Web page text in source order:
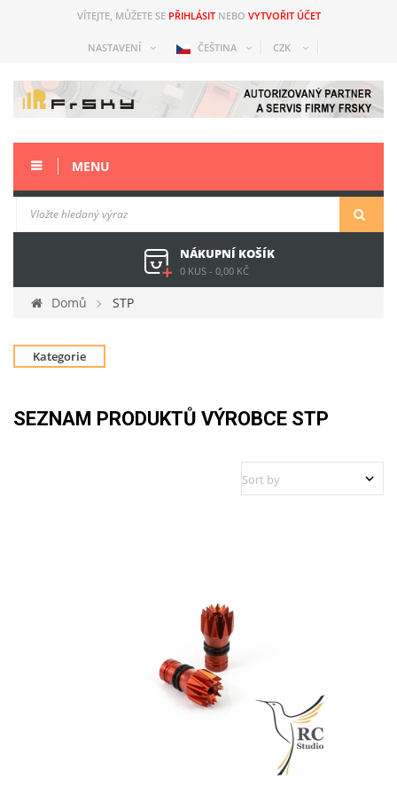
VÍTEJTE, MŮŽETE SE PŘIHLÁSIT NEBO VYTVOŘIT ÚČET
NASTAVENÍ ČEŠTINA CZK
MENU
NÁKUPNÍ KOŠÍK
0 KUS - 0,00 KČ
Domů STP
Kategorie
SEZNAM PRODUKTŮ VÝROBCE STP